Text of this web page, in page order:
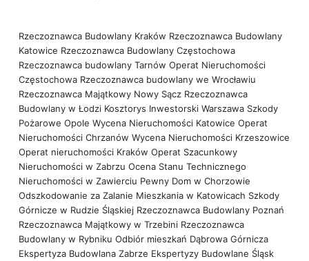
Rzeczoznawca Budowlany Kraków Rzeczoznawca Budowlany
Katowice Rzeczoznawca Budowlany Częstochowa
Rzeczoznawca budowlany Tarnów Operat Nieruchomości
Częstochowa Rzeczoznawca budowlany we Wrocławiu
Rzeczoznawca Majątkowy Nowy Sącz Rzeczoznawca
Budowlany w Łodzi Kosztorys Inwestorski Warszawa Szkody
Pożarowe Opole Wycena Nieruchomości Katowice Operat
Nieruchomości Chrzanów Wycena Nieruchomości Krzeszowice
Operat nieruchomości Kraków Operat Szacunkowy
Nieruchomości w Zabrzu Ocena Stanu Technicznego
Nieruchomości w Zawierciu Pewny Dom w Chorzowie
Odszkodowanie za Zalanie Mieszkania w Katowicach Szkody
Górnicze w Rudzie Śląskiej Rzeczoznawca Budowlany Poznań
Rzeczoznawca Majątkowy w Trzebini Rzeczoznawca
Budowlany w Rybniku Odbiór mieszkań Dąbrowa Górnicza
Ekspertyza Budowlana Zabrze Ekspertyzy Budowlane Śląsk